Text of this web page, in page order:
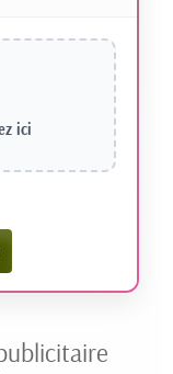
ici